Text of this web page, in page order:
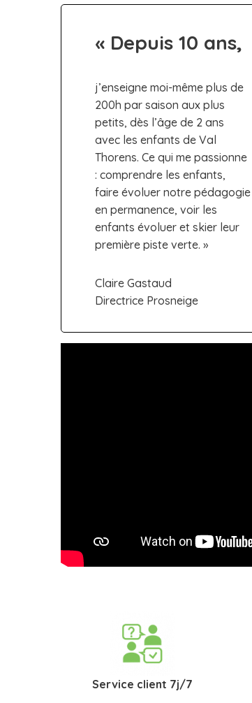
« Depuis 10 ans,
j’enseigne moi-même plus de
200h par saison aux plus
petits, dès l’âge de 2 ans
avec les enfants de Val
Thorens. Ce qui me passionne
: comprendre les enfants,
faire évoluer notre pédagogie
en permanence, voir les
enfants évoluer et skier leur
première piste verte. »
Claire Gastaud
Directrice Prosneige
Service client 7j/7